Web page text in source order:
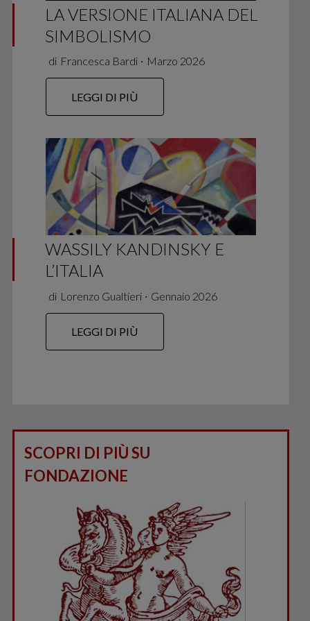
LA VERSIONE ITALIANA DEL
SIMBOLISMO
di Francesca Bardi ∙ Marzo 2026
LEGGI DI PIÙ
WASSILY KANDINSKY E
L’ITALIA
di Lorenzo Gualtieri ∙ Gennaio 2026
LEGGI DI PIÙ
SCOPRI DI PIÙ SU
FONDAZIONE